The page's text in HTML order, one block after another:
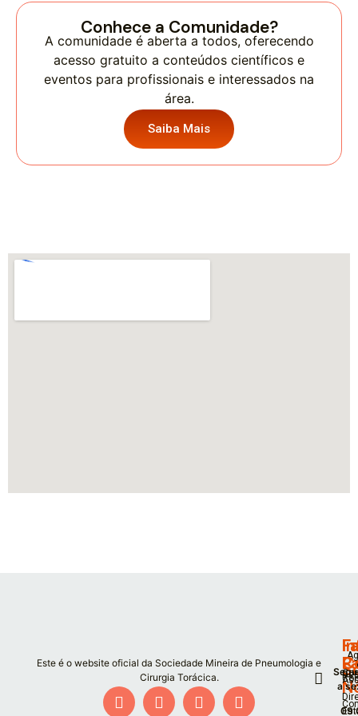
Conhece a Comunidade?
A comunidade é aberta a todos, oferecendo
acesso gratuito a conteúdos científicos e
eventos para profissionais e interessados na
área.
Saiba Mais
Este é o website oficial da Sociedade Mineira de Pneumologia e
Cirurgia Torácica.
a